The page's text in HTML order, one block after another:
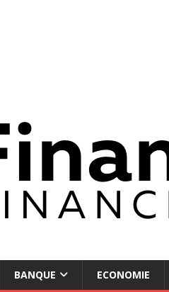
BANQUE ECONOMIE